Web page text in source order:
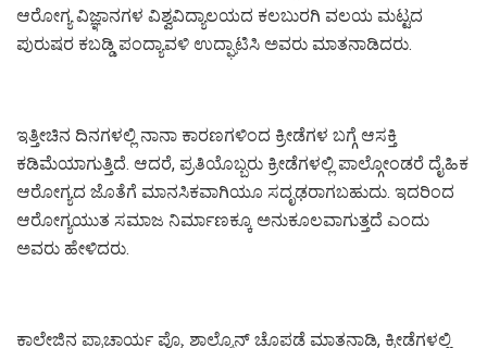
ಆರೋಗ್ಯ ವಿಜ್ಞಾನಗಳ ವಿಶ್ವವಿದ್ಯಾಲಯದ ಕಲಬುರಗಿ ವಲಯ ಮಟ್ಟದ
ಪುರುಷರ ಕಬಡ್ಡಿ ಪಂದ್ಯಾವಳಿ ಉದ್ಘಾಟಿಸಿ ಅವರು ಮಾತನಾಡಿದರು.
ಇತ್ತೀಚಿನ ದಿನಗಳಲ್ಲಿ ನಾನಾ ಕಾರಣಗಳಿಂದ ಕ್ರೀಡೆಗಳ ಬಗ್ಗೆ ಆಸಕ್ತಿ
ಕಡಿಮೆಯಾಗುತ್ತಿದೆ. ಆದರೆ, ಪ್ರತಿಯೊಬ್ಬರು ಕ್ರೀಡೆಗಳಲ್ಲಿ ಪಾಲ್ಗೋಂಡರೆ ದೈಹಿಕ
ಆರೋಗ್ಯದ ಜೊತೆಗೆ ಮಾನಸಿಕವಾಗಿಯೂ ಸದೃಢರಾಗಬಹುದು. ಇದರಿಂದ
ಆರೋಗ್ಯಯುತ ಸಮಾಜ ನಿರ್ಮಾಣಕ್ಕೂ ಅನುಕೂಲವಾಗುತ್ತದೆ ಎಂದು
ಅವರು ಹೇಳಿದರು.
ಕಾಲೇಜಿನ ಪ್ರಾಚಾರ್ಯ ಪ್ರೊ. ಶಾಲ್ಮೊನ್ ಚೊಪಡೆ ಮಾತನಾಡಿ, ಕ್ರೀಡೆಗಳಲ್ಲಿ